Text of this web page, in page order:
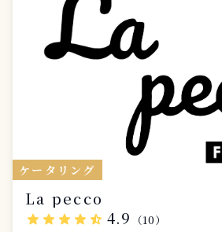
ケータリング
La pecco
star star star star star_half 4.9
（10）